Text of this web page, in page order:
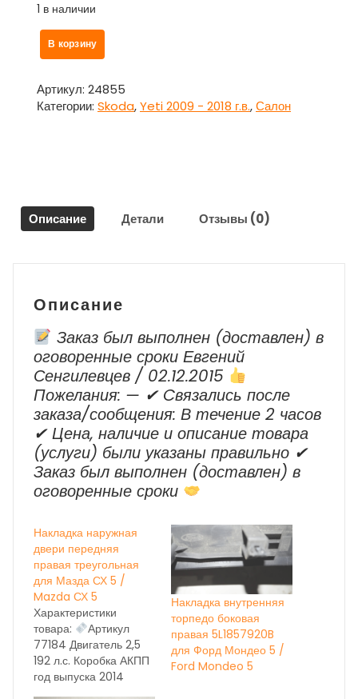
1 в наличии
Количество
товара
внутренняя
на
Йети
/
В корзину
Артикул: 24855
Категории: Skoda,Yeti 2009 - 2018 г.в.,Салон
Описание Детали Отзывы (0)
Описание
Заказ был выполнен (доставлен) в
оговоренные сроки Евгений
Сенгилевцев / 02.12.2015
Пожелания: — ✔ Cвязались после
заказа/сообщения: В течение 2 часов
✔ Цена, наличие и описание товара
(услуги) были указаны правильно ✔
Заказ был выполнен (доставлен) в
оговоренные сроки
Накладка наружная
двери передняя
правая треугольная
для Мазда СХ 5 /
Mazda СХ 5
Характеристики
товара:
Артикул
77184 Двигатель 2,5
192 л.с. Коробка АКПП
год выпуска 2014
Накладка внутренняя
торпедо боковая
правая 5L1857920B
для Форд Мондео 5 /
Ford Mondeo 5